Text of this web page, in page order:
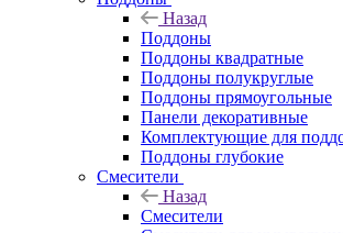
Назад
Поддоны
Поддоны квадратные
Поддоны полукруглые
Поддоны прямоугольные
Панели декоративные
Комплектующие для
Поддоны глубокие
Смесители
Назад
Смесители